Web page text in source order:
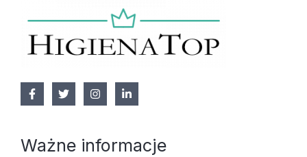
Ważne informacje